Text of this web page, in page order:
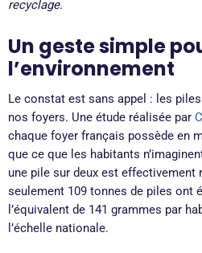
recyclage.
Un geste simple
l’environnement
Le constat est sans appel : les
nos foyers. Une étude réalisée par
chaque foyer français possède en
que ce que les habitants
une pile sur deux est effectivement
seulement 109 tonnes de piles ont
l’équivalent de 141 grammes par
l’échelle nationale.